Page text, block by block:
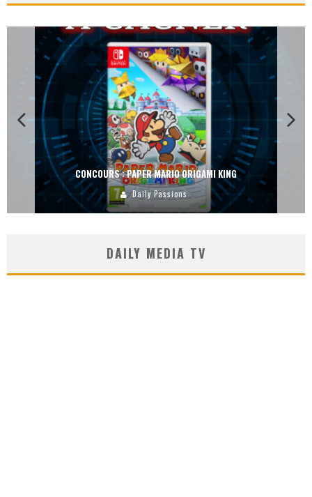
CONCOURS : PAPER MARIO ORIGAMI KING
Daily Passions
DAILY MEDIA TV